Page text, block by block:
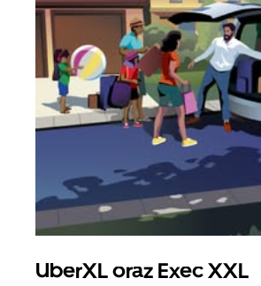
UberXL oraz Exec XXL